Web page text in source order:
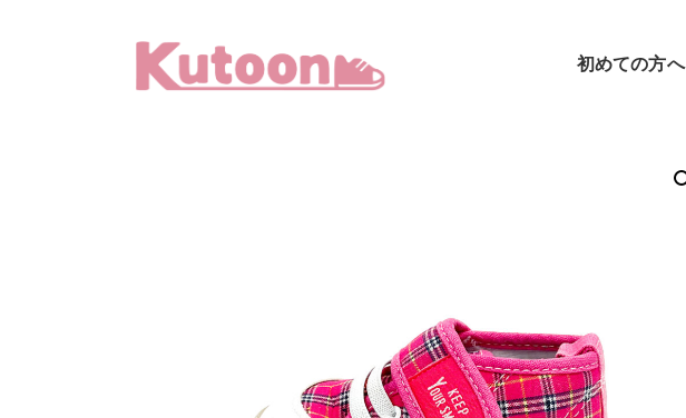
初めての方へ